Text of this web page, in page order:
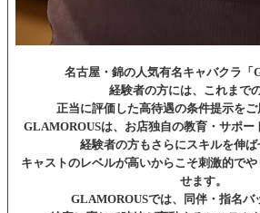
名古屋・錦の人気有名キャバクラ「
経験者の方には、これまで
正当に評価した高待遇の条件提示をご
GLAMOROUSは、お店独自の教育・サポー
経験者の方もさらにスキルを伸ば
キャストのレベルが高いからこそ刺激的で
せます。
GLAMOROUSでは、同伴・指名バ